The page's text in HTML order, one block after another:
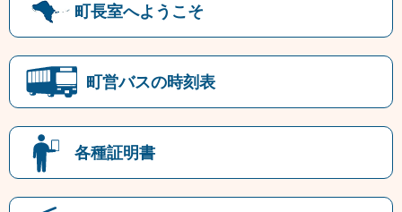
町長室へようこそ
町営バスの時刻表
各種証明書